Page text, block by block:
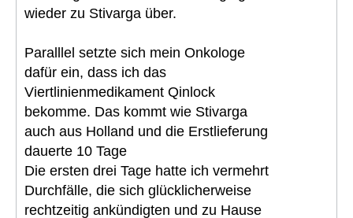
wieder zu Stivarga über.
Paralllel setzte sich mein Onkologe
dafür ein, dass ich das
Viertlinienmedikament Qinlock
bekomme. Das kommt wie Stivarga
auch aus Holland und die Erstlieferung
dauerte 10 Tage
Die ersten drei Tage hatte ich vermehrt
Durchfälle, die sich glücklicherweise
rechtzeitig ankündigten und zu Hause